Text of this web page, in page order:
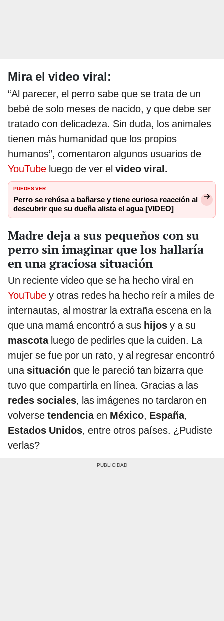
Mira el video viral:
“Al parecer, el perro sabe que se trata de un
bebé de solo meses de nacido, y que debe ser
tratado con delicadeza. Sin duda, los animales
tienen más humanidad que los propios
humanos”, comentaron algunos usuarios de
YouTube luego de ver el video viral.
PUEDES VER:
Perro se rehúsa a bañarse y tiene curiosa reacción al
descubrir que su dueña alista el agua [VIDEO]
Madre deja a sus pequeños con su
perro sin imaginar que los hallaría
en una graciosa situación
Un reciente video que se ha hecho viral en
YouTube y otras redes ha hecho reír a miles de
internautas, al mostrar la extraña escena en la
que una mamá encontró a sus hijos y a su
mascota luego de pedirles que la cuiden. La
mujer se fue por un rato, y al regresar encontró
una situación que le pareció tan bizarra que
tuvo que compartirla en línea. Gracias a las
redes sociales, las imágenes no tardaron en
volverse tendenciaen México, España,
Estados Unidos, entre otros países. ¿Pudiste
verlas?